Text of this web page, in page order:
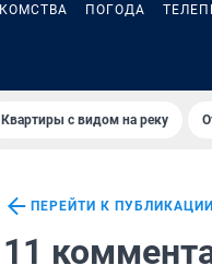
ПОГОДА
Квартиры с видом на реку
ПЕРЕЙТИ К ПУБЛИКАЦИИ
11